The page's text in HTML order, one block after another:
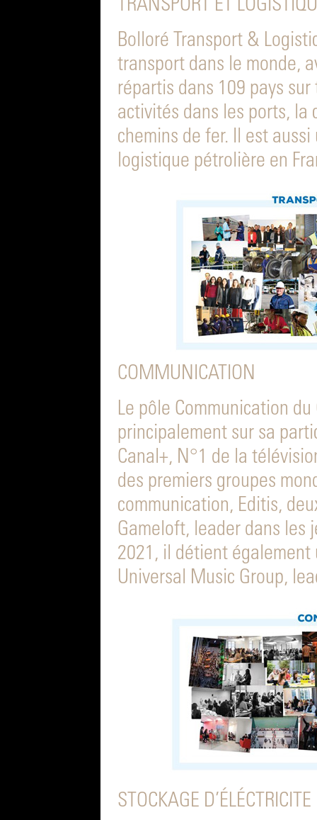
TRANSPORT ET
Bolloré Transport &
transport dans le monde,
répartis dans 109 pays
activités dans les ports, la
chemins de fer. Il est
logistique pétrolière en
COMMUNICATION
Le pôle Communication
principalement sur sa
Canal+, N°1 de la
des premiers groupes
communication, Editis,
Gameloft, leader dans les
2021, il détient
Universal Music Group,
STOCKAGE